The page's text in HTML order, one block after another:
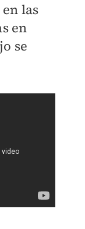
las
en
se